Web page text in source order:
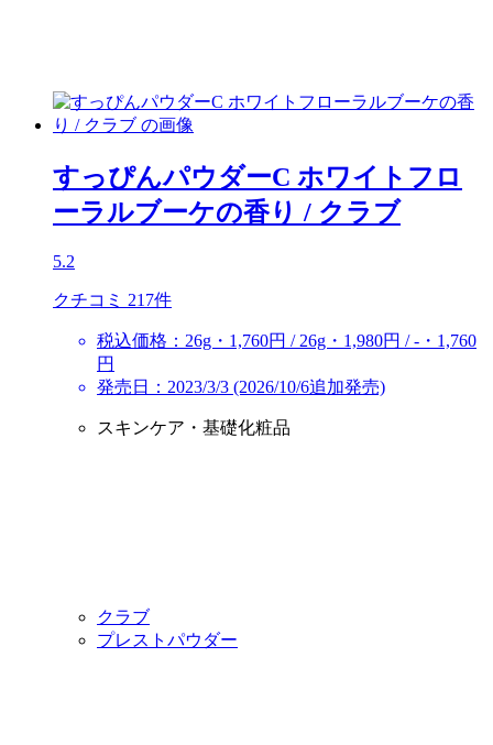
すっぴんパウダーC ホワイトフロ
ーラルブーケの香り / クラブ
5.2
クチコミ 217件
税込価格：26g・1,760円 / 26g・1,980円 / -・1,760
円
発売日：2023/3/3 (2026/10/6追加発売)
スキンケア・基礎化粧品
クラブ
プレストパウダー